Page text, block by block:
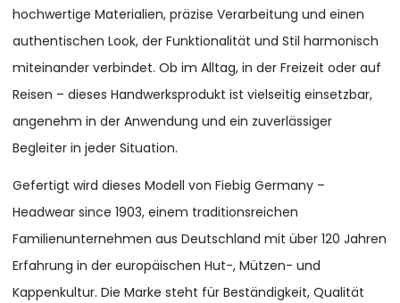
hochwertige Materialien, präzise Verarbeitung und einen
authentischen Look, der Funktionalität und Stil harmonisch
miteinander verbindet. Ob im Alltag, in der Freizeit oder auf
Reisen – dieses Handwerksprodukt ist vielseitig einsetzbar,
angenehm in der Anwendung und ein zuverlässiger
Begleiter in jeder Situation.
Gefertigt wird dieses Modell von Fiebig Germany –
Headwear since 1903, einem traditionsreichen
Familienunternehmen aus Deutschland mit über 120 Jahren
Erfahrung in der europäischen Hut-, Mützen- und
Kappenkultur. Die Marke steht für Beständigkeit, Qualität